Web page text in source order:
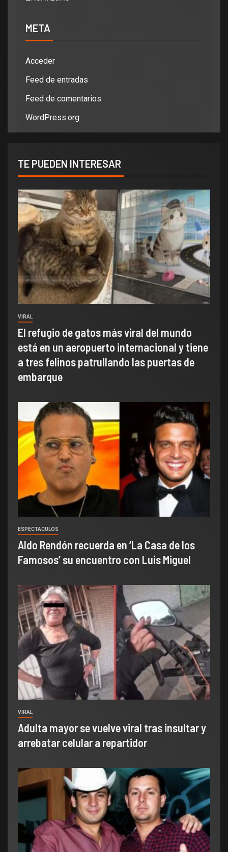
META
Acceder
Feed de entradas
Feed de comentarios
WordPress.org
TE PUEDEN INTERESAR
VIRAL
El refugio de gatos más viral del mundo
está en un aeropuerto internacional y tiene
a tres felinos patrullando las puertas de
embarque
ESPECTACULOS
Aldo Rendón recuerda en ‘La Casa de los
Famosos’ su encuentro con Luis Miguel
VIRAL
Adulta mayor se vuelve viral tras insultar y
arrebatar celular a repartidor